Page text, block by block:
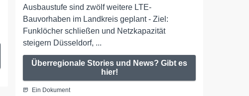
Ausbaustufe sind zwölf weitere LTE-
Bauvorhaben im Landkreis geplant - Ziel:
Funklöcher schließen und Netzkapazität
steigern Düsseldorf, ...
Überregionale Stories und News? Gibt es
hier!
Ein Dokument